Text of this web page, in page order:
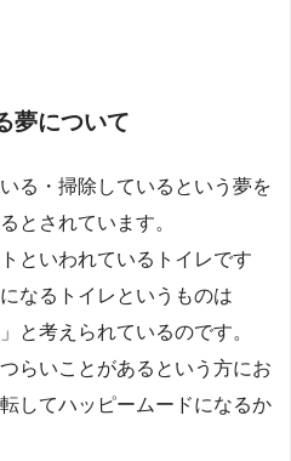
夢について
る・掃除しているという夢を
とされています。
といわれているトイレです
なるトイレというものは
と考えられているのです。
らいことがあるという方にお
してハッピームードになるか